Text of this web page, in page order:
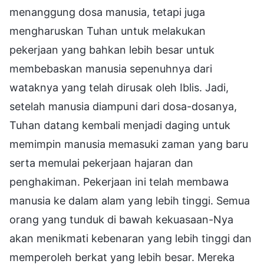
menanggung dosa manusia, tetapi juga
mengharuskan Tuhan untuk melakukan
pekerjaan yang bahkan lebih besar untuk
membebaskan manusia sepenuhnya dari
wataknya yang telah dirusak oleh Iblis. Jadi,
setelah manusia diampuni dari dosa-dosanya,
Tuhan datang kembali menjadi daging untuk
memimpin manusia memasuki zaman yang baru
serta memulai pekerjaan hajaran dan
penghakiman. Pekerjaan ini telah membawa
manusia ke dalam alam yang lebih tinggi. Semua
orang yang tunduk di bawah kekuasaan-Nya
akan menikmati kebenaran yang lebih tinggi dan
memperoleh berkat yang lebih besar. Mereka